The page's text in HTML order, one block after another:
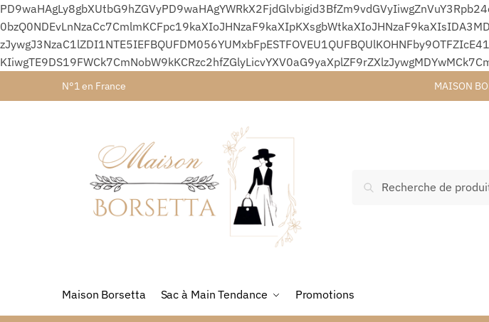
N°1 en France MAISON
Recherche
Maison Borsetta Sac à Main Tendance Promotions